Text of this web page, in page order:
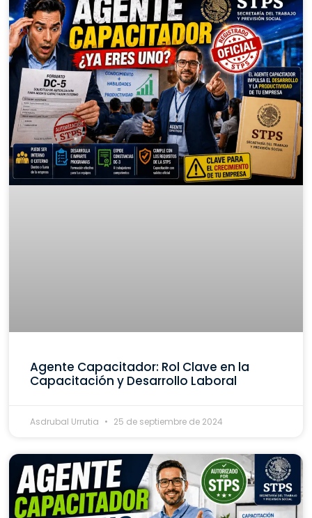
Agente Capacitador: Rol Clave en la
Capacitación y Desarrollo Laboral
Asdrubal Urrutia 25 de septiembre de 2024